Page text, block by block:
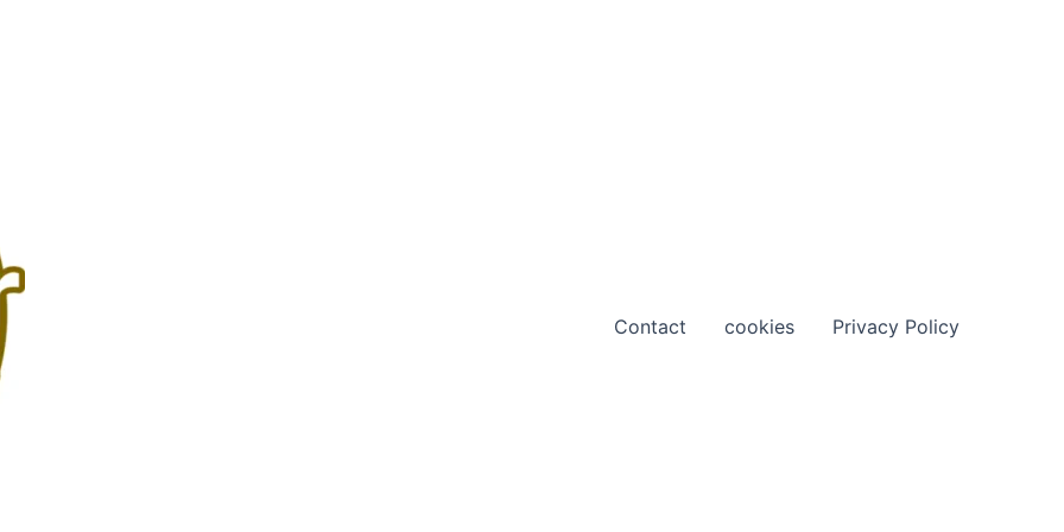
Contact cookies Privacy Policy